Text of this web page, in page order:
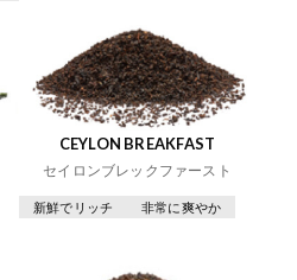
CEYLON BREAKFAST
セイロンブレックファースト
新鮮でリッチ 非常に爽やか